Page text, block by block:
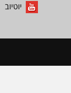
יוטיוב